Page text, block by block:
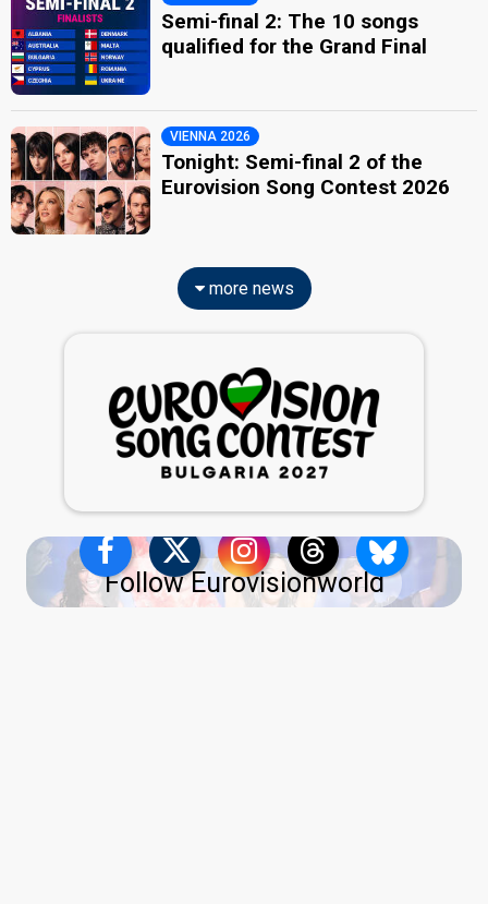
Semi-final 2: The 10 songs
qualified for the Grand Final
VIENNA 2026
Tonight: Semi-final 2 of the
Eurovision Song Contest 2026
more news
Follow Eurovisionworld